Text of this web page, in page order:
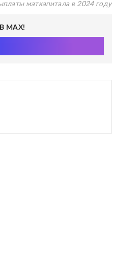
маткапитала в 2024 году
MAX!